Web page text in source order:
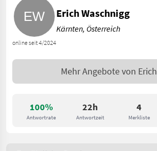
100%
Antwortrate
22h
Antwortzeit
4
Merkliste
online seit 4/2024
Erich Waschnigg
Kärnten, Österreich
Mehr Angebote von Erich